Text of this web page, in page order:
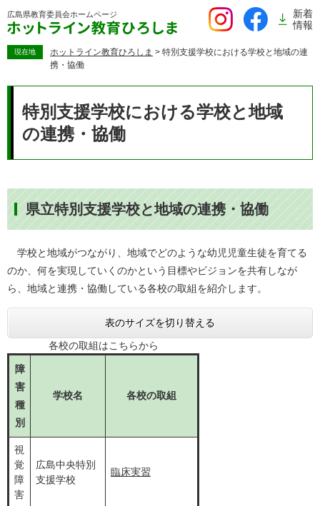
ー
広島県教育委員会ホームページ
新着
情報
現在地 ホットライン教育ひろしま > 特別支援学校における学校と地域の連
携・協働
特別支援学校における学校と地域
の連携・協働
県立特別支援学校と地域の連携・協働
学校と地域がつながり、地域でどのような幼児児童生徒を育てる
のか、何を実現していくのかという目標やビジョンを共有しなが
ら、地域と連携・協働している各校の取組を紹介します。
表のサイズを切り替える
各校の取組はこちらから
障
害
種
別
学校名 各校の取組
視
覚
障
害
広島中央特別
支援学校
臨床実習